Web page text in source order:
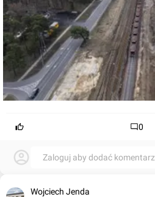
0
Zaloguj aby dodać komentarz
Wojciech Jenda